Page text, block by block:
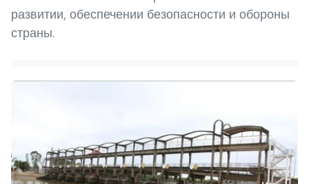
развитии, обеспечении безопасности и обороны
страны.